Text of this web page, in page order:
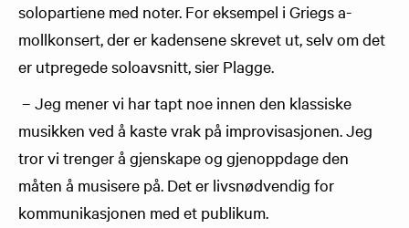
solopartiene med noter. For eksempel i Griegs a-
mollkonsert, der er kadensene skrevet ut, selv om det
er utpregede soloavsnitt, sier Plagge.
– Jeg mener vi har tapt noe innen den klassiske
musikken ved å kaste vrak på improvisasjonen. Jeg
tror vi trenger å gjenskape og gjenoppdage den
måten å musisere på. Det er livsnødvendig for
kommunikasjonen med et publikum.